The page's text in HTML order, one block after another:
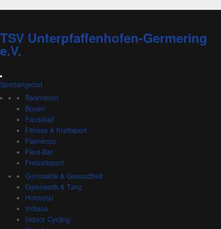
TSV Unterpfaffenhofen-Germering
e.V.
Sportangebot
Badminton
Boxen
Faustball
Fitness & Kraftsport
Flamenco
Flexi-Bar
Freizeitsport
Gymnastik & Gesundheit
Gymnastik & Tanz
Hotmetal
Indiaca
Indoor Cycling